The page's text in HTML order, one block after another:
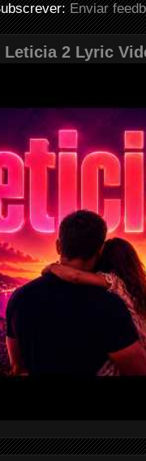
Enviar
2 Lyric